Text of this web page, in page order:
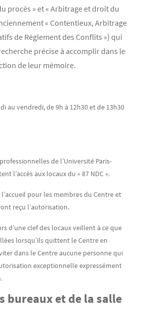
procès » et « Arbitrage et droit du
« Contentieux, Arbitrage
de Règlement des Conflits ») qui
précise à accomplir dans le
de leur mémoire.
au vendredi, de 9h à 12h30 et de 13h30
de l’Université Paris-
l’accès aux locaux du « 87 NDC ».
pour les membres du Centre et
reçu l’autorisation.
d’une clef des locaux veillent à ce que
lorsqu’ils quittent le Centre en
dans le Centre aucune personne qui
exceptionnelle expressément
bureaux et de la salle